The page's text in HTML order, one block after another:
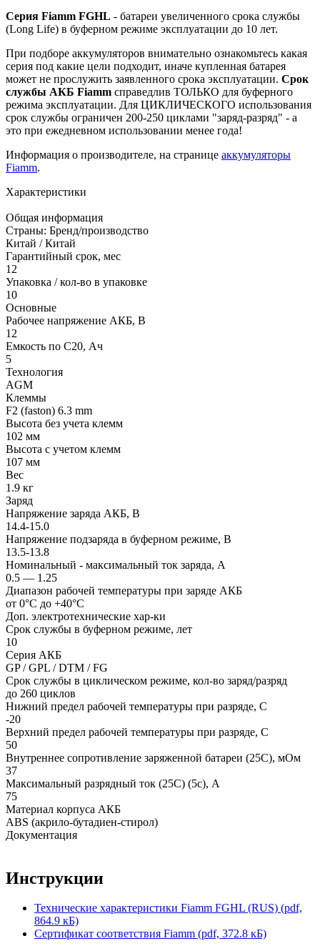
Серия Fiamm FGHL - батареи увеличенного срока службы
(Long Life) в буферном режиме эксплуатации до 10 лет.
При подборе аккумуляторов внимательно ознакомьтесь какая
серия под какие цели подходит, иначе купленная батарея
может не прослужить заявленного срока эксплуатации. Срок
службы АКБ Fiamm справедлив ТОЛЬКО для буферного
режима эксплуатации. Для ЦИКЛИЧЕСКОГО использования
срок службы ограничен 200-250 циклами "заряд-разряд" - а
это при ежедневном использовании менее года!
Информация о производителе, на странице аккумуляторы
Fiamm.
Характеристики
Общая информация
Страны: Бренд/производство
Китай / Китай
Гарантийный срок, мес
12
Упаковка / кол-во в упаковке
10
Основные
Рабочее напряжение АКБ, B
12
Емкость по С20, Ач
5
Технология
AGM
Клеммы
F2 (faston) 6.3 mm
Высота без учета клемм
102 мм
Высота с учетом клемм
107 мм
Вес
1.9 кг
Заряд
Напряжение заряда АКБ, В
14.4-15.0
Напряжение подзаряда в буферном режиме, В
13.5-13.8
Номинальный - максимальный ток заряда, А
0.5 — 1.25
Диапазон рабочей температуры при заряде АКБ
от 0°С до +40°С
Доп. электротехнические хар-ки
Срок службы в буферном режиме, лет
10
Серия АКБ
GP / GPL / DTM / FG
Срок службы в циклическом режиме, кол-во заряд/разряд
до 260 циклов
Нижний предел рабочей температуры при разряде, С
-20
Верхний предел рабочей температуры при разряде, С
50
Внутреннее сопротивление заряженной батареи (25С), мОм
37
Максимальный разрядный ток (25С) (5с), А
75
Материал корпуса АКБ
ABS (акрило-бутадиен-стирол)
Документация
Инструкции
Технические характеристики Fiamm FGHL (RUS) (pdf,
864.9 кБ)
Сертификат соответствия Fiamm (pdf, 372.8 кБ)